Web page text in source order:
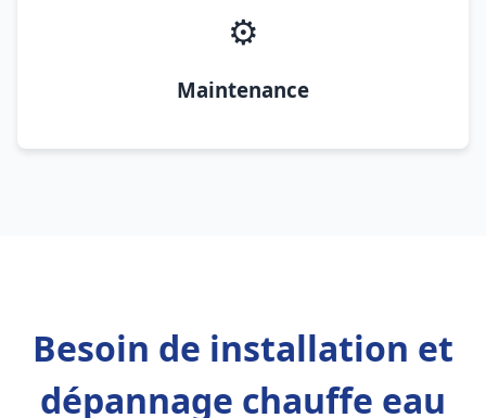
⚙️
Maintenance
Besoin de installation et
dépannage chauffe eau